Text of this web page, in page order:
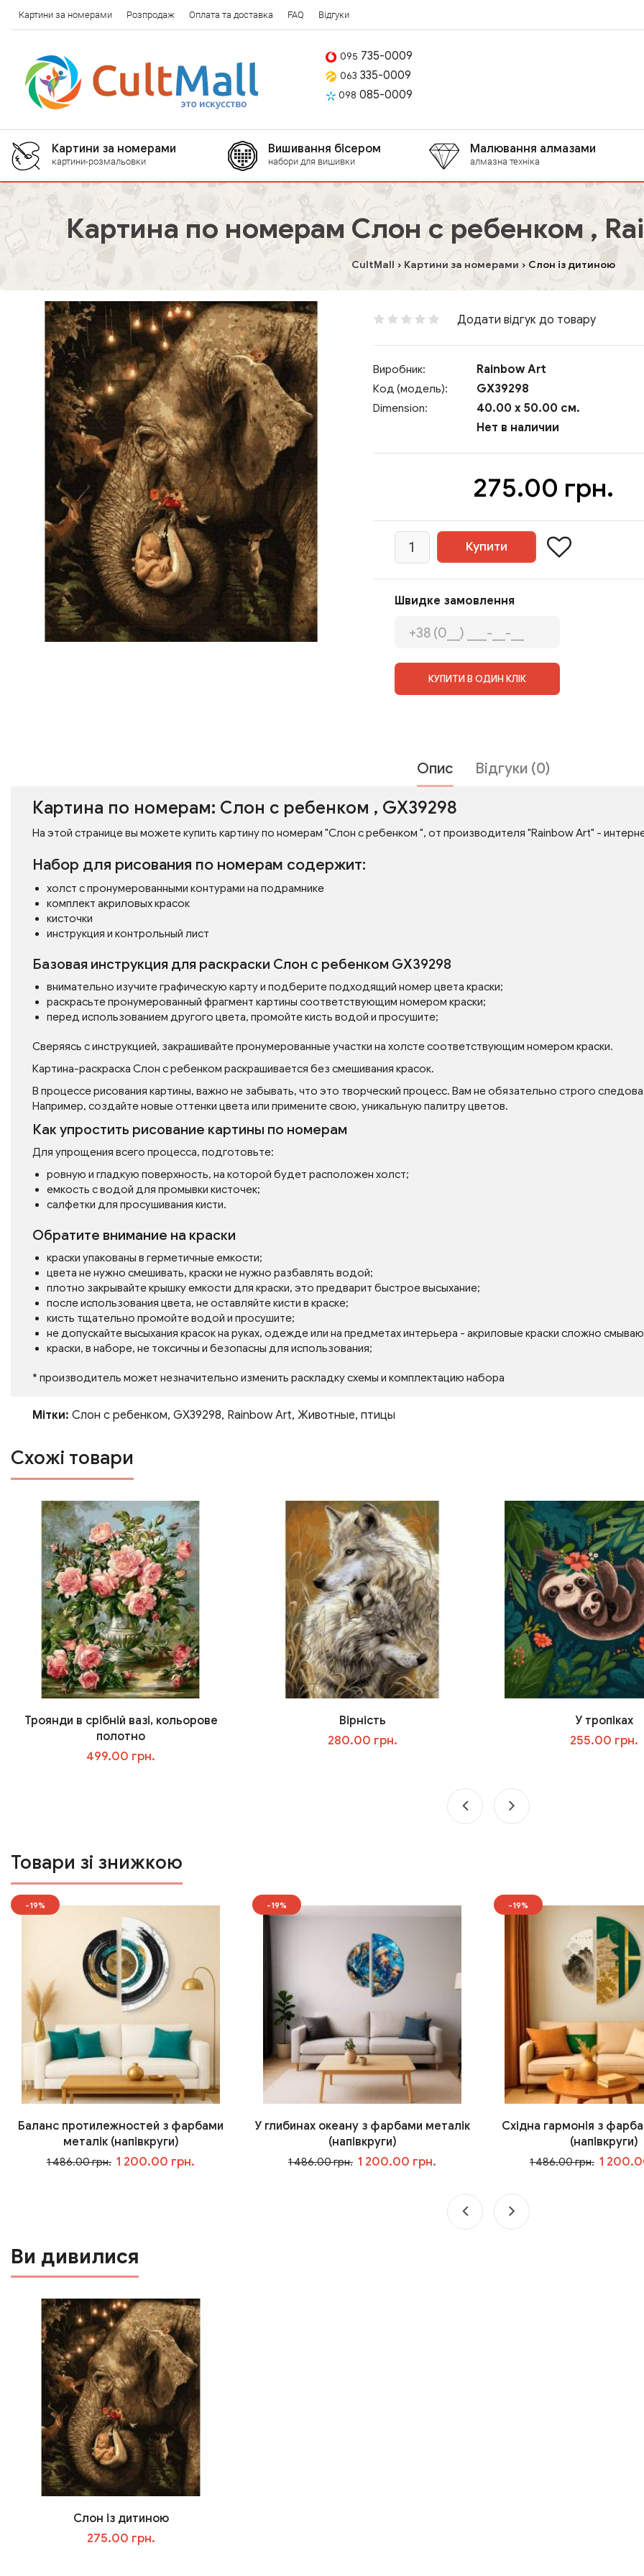
Картини за номерами Розпродаж Оплата та доставка FAQ Відгуки
095 735-0009
063 335-0009
098 085-0009
Картини за номерами
картини-розмальовки
Вишивання бісером
набори для вишивки
Малювання алмазами
алмазна техніка
Картина по номерам Слон с ребенком ,
CultMall Картини за номерами Слон із дитиною
Додати відгук до товару
Виробник: Rainbow Art
Код (модель): GX39298
Dimension:
40.00 x 50.00 см.
Нет в наличии
275.00 грн.
Швидке замовлення
КУПИТИ В ОДИН КЛІК
Опис Відгуки (0)
Картина по номерам: Слон с ребенком , GX39298
На этой странице вы можете купить картину по номерам "Слон с ребенком ", от производителя "Rainbow Art" -
Набор для рисования по номерам содержит:
холст с пронумерованными контурами на подрамнике
комплект акриловых красок
кисточки
инструкция и контрольный лист
Базовая инструкция для раскраски Слон с ребенком GX39298
внимательно изучите графическую карту и подберите подходящий номер цвета краски;
раскрасьте пронумерованный фрагмент картины соответствующим номером краски;
перед использованием другого цвета, промойте кисть водой и просушите;
Сверяясь с инструкцией, закрашивайте пронумерованные участки на холсте соответствующим номером краски.
Картина-раскраска Слон с ребенком раскрашивается без смешивания красок.
В процессе рисования картины, важно не забывать, что это творческий процесс. Вам не обязательно строго
Например, создайте новые оттенки цвета или примените свою, уникальную палитру цветов.
Как упростить рисование картины по номерам
Для упрощения всего процесса, подготовьте:
ровную и гладкую поверхность, на которой будет расположен холст;
емкость с водой для промывки кисточек;
салфетки для просушивания кисти.
Обратите внимание на краски
краски упакованы в герметичные емкости;
цвета не нужно смешивать, краски не нужно разбавлять водой;
плотно закрывайте крышку емкости для краски, это предварит быстрое высыхание;
после использования цвета, не оставляйте кисти в краске;
кисть тщательно промойте водой и просушите;
не допускайте высыхания красок на руках, одежде или на предметах интерьера - акриловые краски сложно
краски, в наборе, не токсичны и безопасны для использования;
* производитель может незначительно изменить раскладку схемы и комплектацию набора
Мітки: Слон с ребенком, GX39298, Rainbow Art, Животные, птицы
Схожі товари
Троянди в срібній вазі, кольорове
полотно
499.00 грн.
Вірність
280.00 грн.
У тропіках
255.00 грн.
Товари зі знижкою
-19%
Баланс протилежностей з фарбами
металік (напівкруги)
1 486.00 грн. 1 200.00 грн.
-19%
У глибинах океану з фарбами металік
(напівкруги)
1 486.00 грн. 1 200.00 грн.
-19%
Східна гармонія з
(напівкруги)
1 486.00 грн. 1
Ви дивилися
Слон із дитиною
275.00 грн.